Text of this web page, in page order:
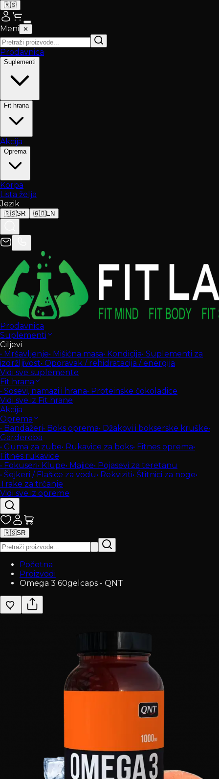
🇷🇸
Meni ✕
Prodavnica
Suplementi
Fit hrana
Akcija
Oprema
Korpa
Lista želja
Jezik
🇷🇸SR 🇬🇧EN
Prodavnica
Suplementi
Ciljevi
• Mršavljenje• Mišićna masa• Kondicija• Suplementi za
izdržljivost• Oporavak / rehidratacija / energija
Vidi sve suplemente
Fit hrana
• Sosevi, namazi i hrana• Proteinske čokoladice
Vidi sve iz Fit hrane
Akcija
Oprema
• Bandažeri• Boks oprema• Džakovi i bokserske kruške•
Garderoba
• Guma za zube• Rukavice za boks• Fitnes oprema•
Fitnes rukavice
• Fokuseri• Klupe• Majice• Pojasevi za teretanu
• Šejkeri / Flašice za vodu• Rekviziti• Štitnici za noge•
Trake za trčanje
Vidi sve iz opreme
🇷🇸SR
Početna
Proizvodi
Omega 3 60gelcaps - QNT